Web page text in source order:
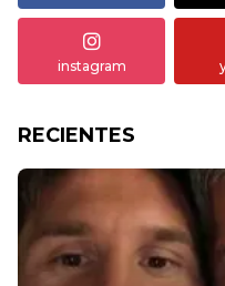
instagram
RECIENTES